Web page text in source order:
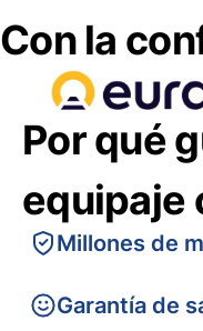
Con la
Por qué
equipaje
Millones de
Garantía de